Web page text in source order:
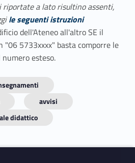
riportate a lato risultino assenti,
le seguenti istruzioni
dell'Ateneo all'altro SE il
"06 5733xxxx" basta comporre le
esteso.
avvisi
didattico